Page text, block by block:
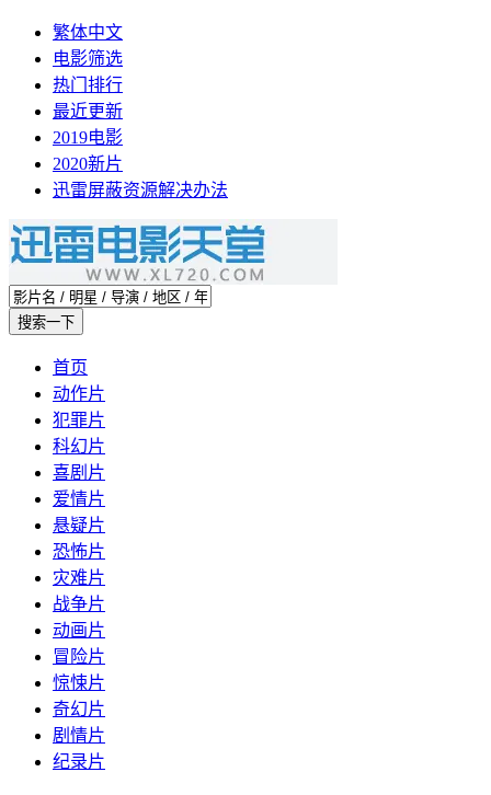
繁体中文
电影筛选
热门排行
最近更新
2019电影
2020新片
迅雷屏蔽资源解决办法
首页
动作片
犯罪片
科幻片
喜剧片
爱情片
悬疑片
恐怖片
灾难片
战争片
动画片
冒险片
惊悚片
奇幻片
剧情片
纪录片